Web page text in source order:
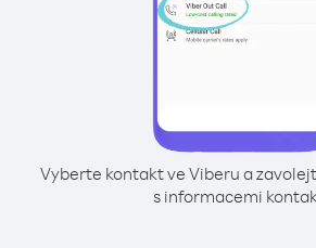
Vyberte kontakt ve Viberu a
s informacemi